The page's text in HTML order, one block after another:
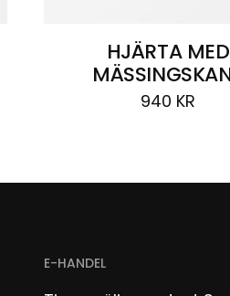
HJÄRTA MED
940 KR
E-HANDEL